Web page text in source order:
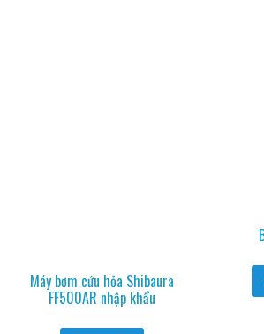
Máy bơm cứu hỏa Shibaura
FF500AR nhập khẩu